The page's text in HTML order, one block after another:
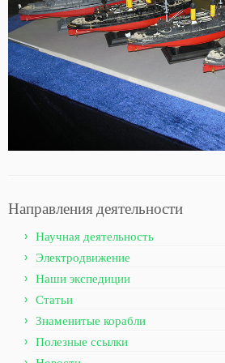
Направления деятельности
Научная деятельность
Электродвижение
Наши экспедиции
Статьи
Знаменитые корабли
Полезные ссылки